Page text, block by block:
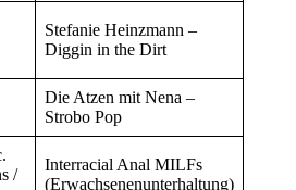
Stefanie Heinzmann –
Diggin in the Dirt
Die Atzen mit Nena –
Strobo Pop
/
Interracial Anal MILFs
(Erwachsenenunterhaltung)